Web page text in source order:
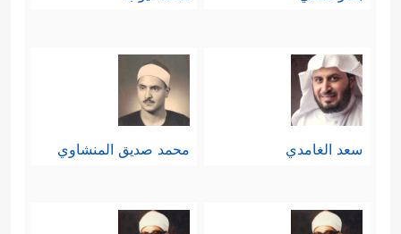
سعد الغامدي محمد صديق المنشاوي